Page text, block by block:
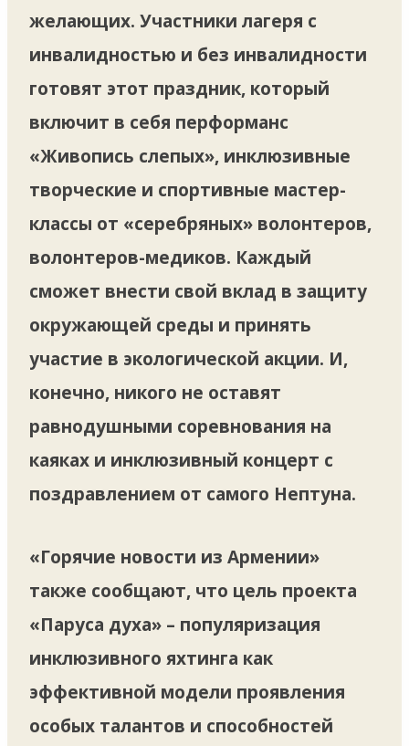
желающих. Участники лагеря с
инвалидностью и без инвалидности
готовят этот праздник, который
включит в себя перформанс
«Живопись слепых», инклюзивные
творческие и спортивные мастер-
классы от «серебряных» волонтеров,
волонтеров-медиков. Каждый
сможет внести свой вклад в защиту
окружающей среды и принять
участие в экологической акции. И,
конечно, никого не оставят
равнодушными соревнования на
каяках и инклюзивный концерт с
поздравлением от самого Нептуна.
«Горячие новости из Армении»
также сообщают, что цель проекта
«Паруса духа» – популяризация
инклюзивного яхтинга как
эффективной модели проявления
особых талантов и способностей